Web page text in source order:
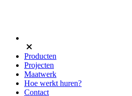
Producten
Projecten
Maatwerk
Hoe werkt huren?
Contact